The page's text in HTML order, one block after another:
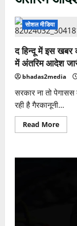
सोशल मीडिया
द हिन्दू में इस खबर
में अंतरिम आदेश
bhadas2media
सरकार ना तो
रही है गैरकानूनी...
Read MoreRead
more
में